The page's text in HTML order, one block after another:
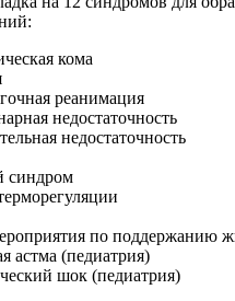
кома
реанимация
недостаточность
недостаточность
синдром
по поддержанию
астма (педиатрия)
шок (педиатрия)